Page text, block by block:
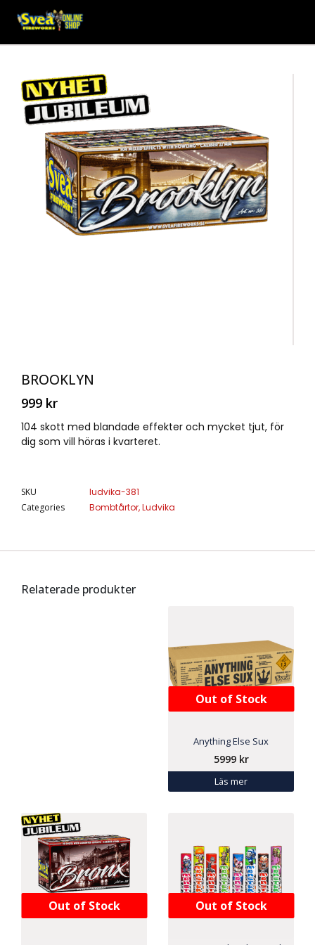
BROOKLYN
999 kr
104 skott med blandade effekter och mycket tjut, för
dig som vill höras i kvarteret.
SKU
ludvika-381
Categories
Bombtårtor,Ludvika
Relaterade produkter
Out of Stock
Anything Else Sux
5999 kr
Läs mer
Out of Stock Out of Stock